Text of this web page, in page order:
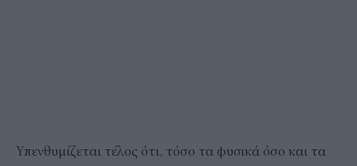
Υπενθυμίζεται τέλος ότι, τόσο τα φυσικά όσο και τα